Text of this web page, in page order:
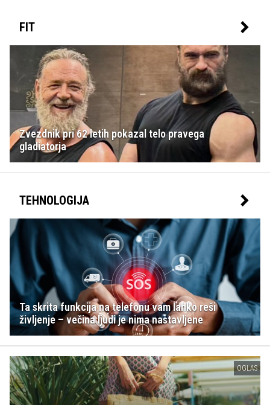
FIT
Zvezdnik pri 62 letih pokazal telo pravega
gladiatorja
TEHNOLOGIJA
Ta skrita funkcija na telefonu vam lahko reši
življenje – večina ljudi je nima nastavljene
OGLAS